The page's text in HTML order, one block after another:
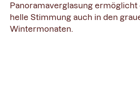
Panoramaverglasung
helle Stimmung auch in den
Wintermonaten.